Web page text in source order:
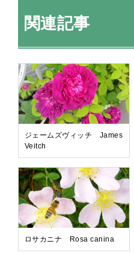
関連記事
ジェームズヴィッチ James
Veitch
ロサカニナ Rosa canina